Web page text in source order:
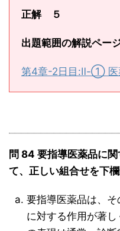
正解 ５
出題範囲の解説ペー
第4章-2日目:Ⅱ-① 医
問 84 要指導医薬品に
て、正しい組合せを下欄
要指導医薬品は、
に対する作用が著